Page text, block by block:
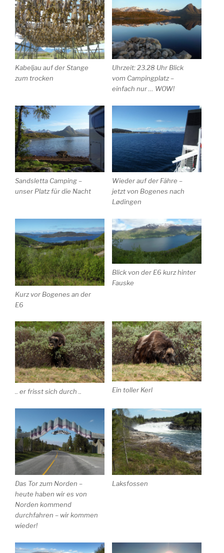
Kabeljau auf der Stange
zum trocken
Uhrzeit: 23.28 Uhr Blick
vom Campingplatz –
einfach nur … WOW!
Sandsletta Camping –
unser Platz für die Nacht
Wieder auf der Fähre –
jetzt von Bogenes nach
Lødingen
Kurz vor Bogenes an der
E6
Blick von der E6 kurz hinter
Fauske
.. er frisst sich durch .. Ein toller Kerl
Das Tor zum Norden –
heute haben wir es von
Norden kommend
durchfahren – wir kommen
wieder!
Laksfossen